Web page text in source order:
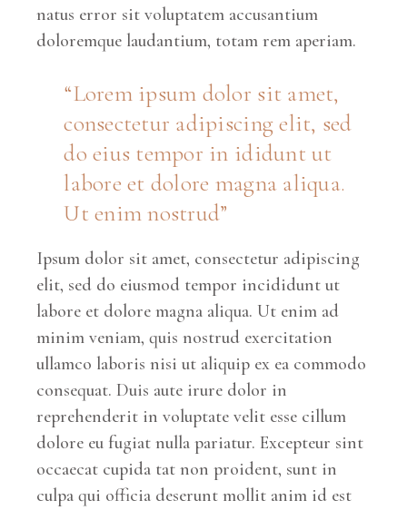
natus error sit voluptatem accusantium
doloremque laudantium, totam rem aperiam.
“Lorem ipsum dolor sit amet,
consectetur adipiscing elit, sed
do eius tempor in ididunt ut
labore et dolore magna aliqua.
Ut enim nostrud”
Ipsum dolor sit amet, consectetur adipiscing
elit, sed do eiusmod tempor incididunt ut
labore et dolore magna aliqua. Ut enim ad
minim veniam, quis nostrud exercitation
ullamco laboris nisi ut aliquip ex ea commodo
consequat. Duis aute irure dolor in
reprehenderit in voluptate velit esse cillum
dolore eu fugiat nulla pariatur. Excepteur sint
occaecat cupida tat non proident, sunt in
culpa qui officia deserunt mollit anim id est